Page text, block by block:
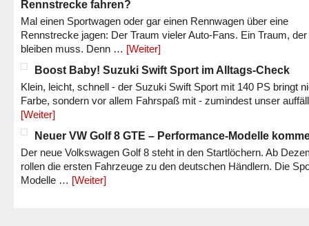
Rennstrecke fahren?
Mal einen Sportwagen oder gar einen Rennwagen über eine
Rennstrecke jagen: Der Traum vieler Auto-Fans. Ein Traum,
bleiben muss. Denn … [Weiter]
Boost Baby! Suzuki Swift Sport im Alltags-Check
Klein, leicht, schnell - der Suzuki Swift Sport mit 140 PS bringt
Farbe, sondern vor allem Fahrspaß mit - zumindest unser
[Weiter]
Neuer VW Golf 8 GTE – Performance-Modelle
Der neue Volkswagen Golf 8 steht in den Startlöchern. Ab
rollen die ersten Fahrzeuge zu den deutschen Händlern. Die
Modelle … [Weiter]